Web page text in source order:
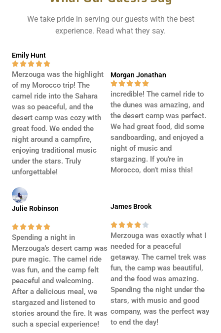
We take pride in serving our guests with the best
experience. Read what they say.
Emily Hunt

Merzouga was the highlight
of my Morocco trip! The
camel ride into the Sahara
was so peaceful, and the
desert camp was cozy with
great food. We ended the
night around a campfire,
enjoying traditional music
under the stars. Truly
unforgettable!
Julie Robinson

Spending a night in
Merzouga's desert camp was
pure magic. The camel ride
was fun, and the camp felt
peaceful and welcoming.
After a delicious meal, we
stargazed and listened to
stories around the fire. It was
such a special experience!
Morgan Jonathan

incredible! The camel ride to
the dunes was amazing, and
the desert camp was perfect.
We had great food, did some
sandboarding, and enjoyed a
night of music and
stargazing. If you're in
Morocco, don’t miss this!
James Brook
 
Merzouga was exactly what I
needed for a peaceful
getaway. The camel trek was
fun, the camp was beautiful,
and the food was amazing.
Spending the night under the
stars, with music and good
company, was the perfect way
to end the day!